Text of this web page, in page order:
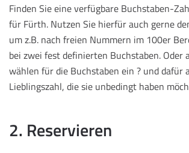
Finden Sie eine verfügbare Buchstaben-
für Fürth. Nutzen Sie hierfür auch gerne
um z.B. nach freien Nummern im 100er
bei zwei fest definierten Buchstaben. Oder
wählen für die Buchstaben ein ? und dafür
Lieblingszahl, die sie unbedingt haben
2. Reservieren